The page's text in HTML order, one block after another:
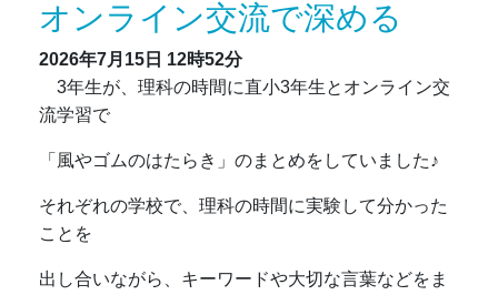
オンライン交流で深める
2026年7月15日 12時52分
3年生が、理科の時間に直小3年生とオンライン交
流学習で
「風やゴムのはたらき」のまとめをしていました♪
それぞれの学校で、理科の時間に実験して分かった
ことを
出し合いながら、キーワードや大切な言葉などをま